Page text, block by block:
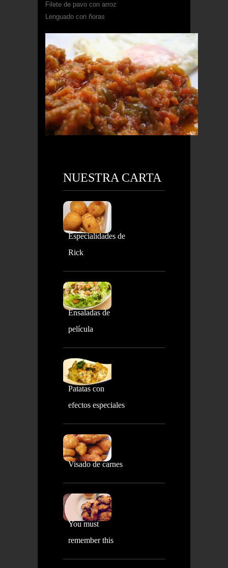
Filete de pavo con arroz
Lenguado con ñoras
NUESTRA CARTA
Especialidades de
Rick
Ensaladas de
película
Patatas con
efectos especiales
Visado de carnes
You must
remember this